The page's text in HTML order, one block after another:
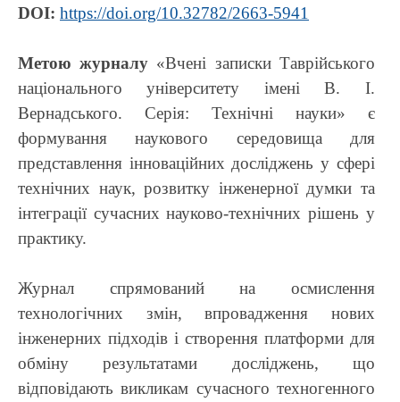
DOI: https://doi.org/10.32782/2663-5941
Метою журналу «Вчені записки Таврійського
національного університету імені В. І.
Вернадського. Серія: Технічні науки» є
формування наукового середовища для
представлення інноваційних досліджень у сфері
технічних наук, розвитку інженерної думки та
інтеграції сучасних науково-технічних рішень у
практику.
Журнал спрямований на осмислення
технологічних змін, впровадження нових
інженерних підходів і створення платформи для
обміну результатами досліджень, що
відповідають викликам сучасного техногенного